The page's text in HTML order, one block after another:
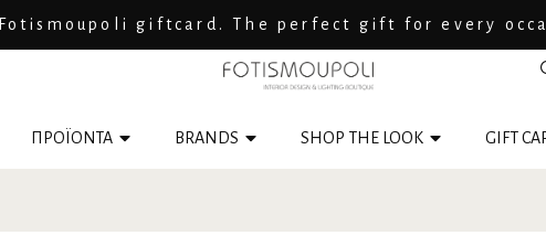
Fotismoupoli giftcard. The perfect gift for every
ΠΡΟΪΟΝΤΑ BRANDS SHOP THE LOOK GIFT